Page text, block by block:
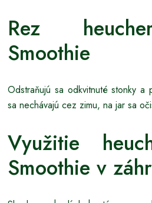
Rez
Smoothie
Odstraňujú sa odkvitnuté stonky a
sa nechávajú cez zimu, na jar sa
Využitie
Smoothie v